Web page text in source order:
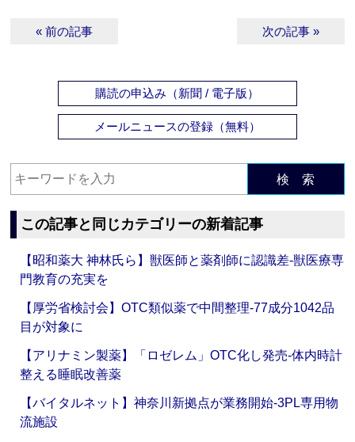
« 前の記事 次の記事 »
購読の申込み（新聞 / 電子版）
メールニュースの登録（無料）
検 索
この記事と同じカテゴリーの新着記事
【昭和薬大 神林氏ら】獣医師と薬剤師に認識差‐獣医療専
門教育の充実を
【厚労省検討会】OTC類似薬で中間整理‐77成分1042品
目が対象に
【アリナミン製薬】「ロゼレム」OTC化し発売‐体内時計
整える睡眠改善薬
【バイタルネット】神奈川新拠点が業務開始‐3PL専用物
流施設